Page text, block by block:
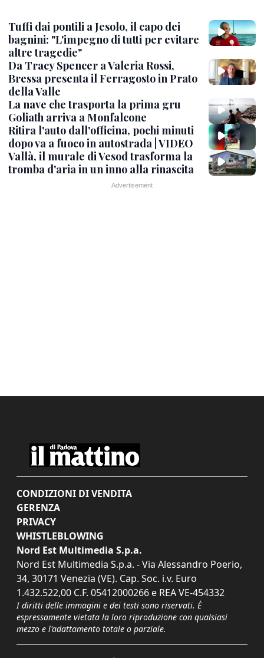
Tuffi dai pontili a Jesolo, il capo dei
bagnini: "L'impegno di tutti per evitare
altre tragedie"
Da Tracy Spencer a Valeria Rossi,
Bressa presenta il Ferragosto in Prato
della Valle
La nave che trasporta la prima gru
Goliath arriva a Monfalcone
Ritira l'auto dall'officina, pochi minuti
dopo va a fuoco in autostrada | VIDEO
Vallà, il murale di Vesod trasforma la
tromba d'aria in un inno alla rinascita
CONDIZIONI DI VENDITA
GERENZA
PRIVACY
WHISTLEBLOWING
Nord Est Multimedia S.p.a.
Nord Est Multimedia S.p.a. - Via Alessandro Poerio,
34, 30171 Venezia (VE). Cap. Soc. i.v. Euro
1.432.522,00 C.F. 05412000266 e REA VE-454332
I diritti delle immagini e dei testi sono riservati. È
espressamente vietata la loro riproduzione con qualsiasi
mezzo e l'adattamento totale o parziale.